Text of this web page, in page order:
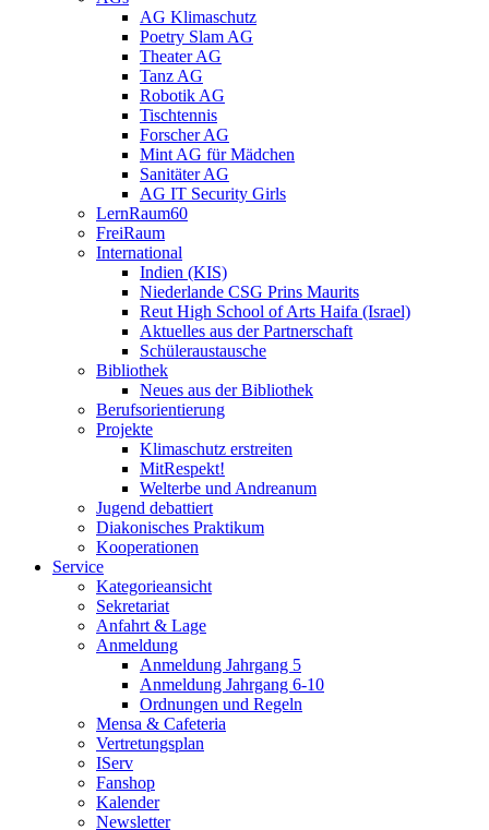
AG Klimaschutz
Poetry Slam AG
Theater AG
Tanz AG
Robotik AG
Tischtennis
Forscher AG
Mint AG für Mädchen
Sanitäter AG
AG IT Security Girls
LernRaum60
FreiRaum
International
Indien (KIS)
Niederlande CSG Prins Maurits
Reut High School of Arts Haifa (Israel)
Aktuelles aus der Partnerschaft
Schüleraustausche
Bibliothek
Neues aus der Bibliothek
Berufsorientierung
Projekte
Klimaschutz erstreiten
MitRespekt!
Welterbe und Andreanum
Jugend debattiert
Diakonisches Praktikum
Kooperationen
Service
Kategorieansicht
Sekretariat
Anfahrt & Lage
Anmeldung
Anmeldung Jahrgang 5
Anmeldung Jahrgang 6-10
Ordnungen und Regeln
Mensa & Cafeteria
Vertretungsplan
IServ
Fanshop
Kalender
Newsletter